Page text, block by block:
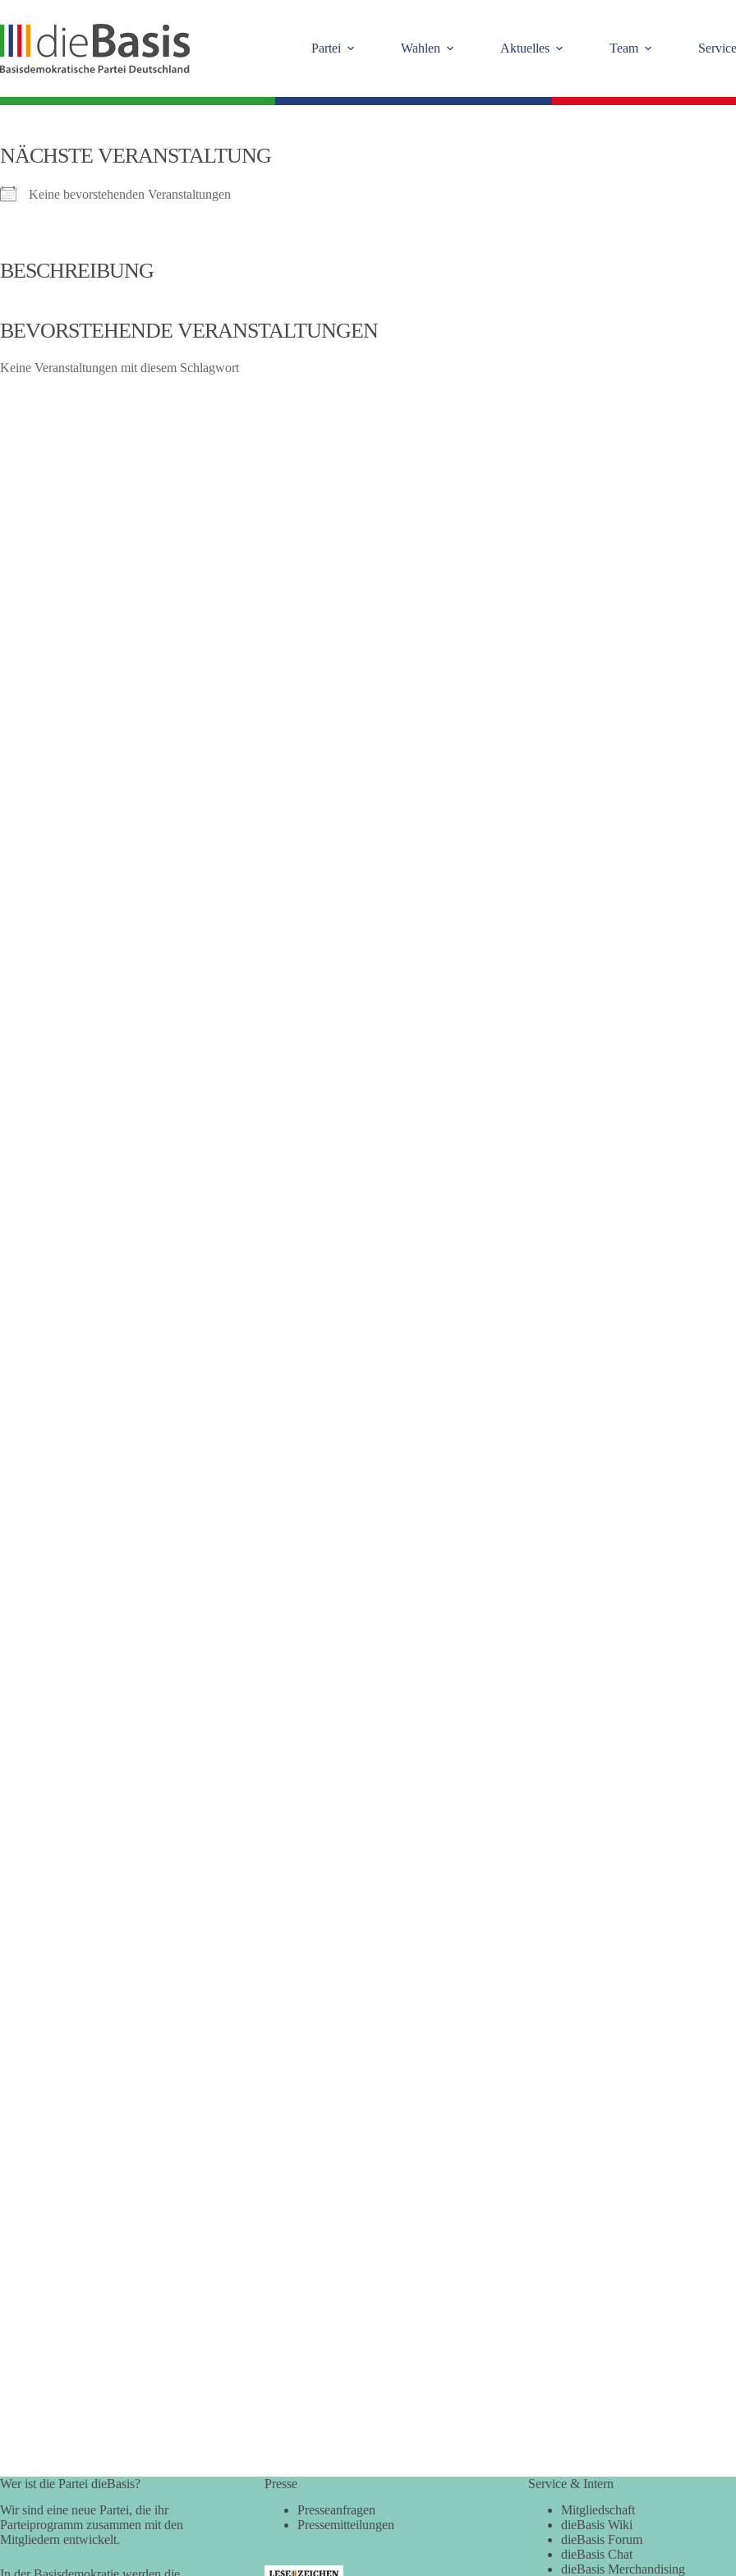
springen
Partei
Wahlen Aktuelles Team Service
NÄCHSTE VERANSTALTUNG
Keine bevorstehenden Veranstaltungen
BESCHREIBUNG
BEVORSTEHENDE VERANSTALTUNGEN
Keine Veranstaltungen mit diesem Schlagwort
Wer ist die Partei dieBasis?
Wir sind eine neue Partei, die ihr
Parteiprogramm zusammen mit den
Mitgliedern entwickelt.
Presse
Presseanfragen
Pressemitteilungen
Service & Intern
Mitgliedschaft
dieBasis Wiki
dieBasis Forum
dieBasis Chat
dieBasis Merchandising